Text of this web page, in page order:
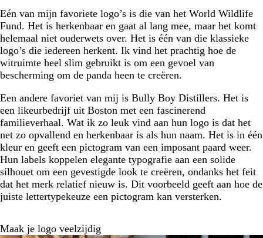
Eén van mijn favoriete logo’s is die van het World Wildlife
Fund. Het is herkenbaar en gaat al lang mee, maar het komt
helemaal niet ouderwets over. Het is één van die klassieke
logo’s die iedereen herkent. Ik vind het prachtig hoe de
witruimte heel slim gebruikt is om een gevoel van
bescherming om de panda heen te creëren.
Een andere favoriet van mij is Bully Boy Distillers. Het is
een likeurbedrijf uit Boston met een fascinerend
familieverhaal. Wat ik zo leuk vind aan hun logo is dat het
net zo opvallend en herkenbaar is als hun naam. Het is in één
kleur en geeft een pictogram van een imposant paard weer.
Hun labels koppelen elegante typografie aan een solide
silhouet om een gevestigde look te creëren, ondanks het feit
dat het merk relatief nieuw is. Dit voorbeeld geeft aan hoe de
juiste lettertypekeuze een pictogram kan versterken.
Maak je logo veelzijdig